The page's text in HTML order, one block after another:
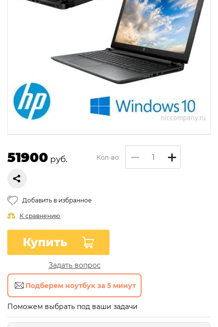
51900 руб. Кол-во:
Добавить в избранное
К сравнению
Купить
Задать вопрос
Подберем ноутбук за 5 минут
Поможем выбрать под ваши задачи